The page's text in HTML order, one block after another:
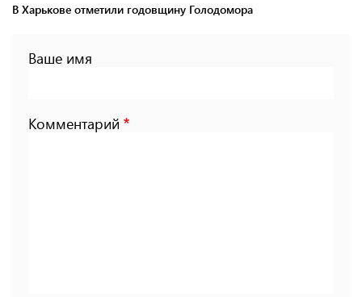
В Харькове отметили годовщину Голодомора
Ваше имя
Комментарий